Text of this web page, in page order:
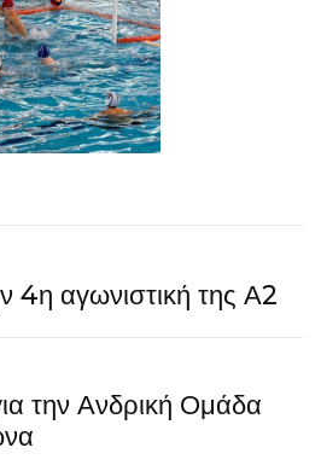
4η αγωνιστική της Α2
την Ανδρική Ομάδα